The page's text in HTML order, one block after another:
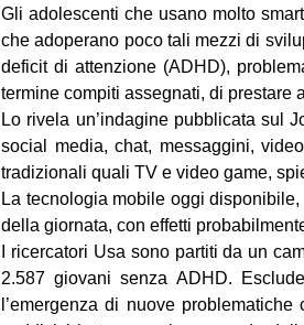
Gli adolescenti che usano molto
che adoperano poco tali mezzi di
deficit di attenzione (ADHD),
termine compiti assegnati, di prestare
Lo rivela un’indagine pubblicata sul
social media, chat, messaggini,
tradizionali quali TV e video game,
La tecnologia mobile oggi
della giornata, con effetti
I ricercatori Usa sono partiti da un
2.587 giovani senza ADHD.
l’emergenza di nuove